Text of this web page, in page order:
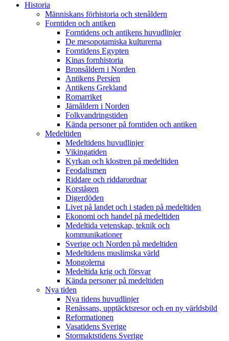
Historia
Människans förhistoria och stenåldern
Forntiden och antiken
Forntidens och antikens huvudlinjer
De mesopotamiska kulturerna
Forntidens Egypten
Kinas fornhistoria
Bronsåldern i Norden
Antikens Persien
Antikens Grekland
Romarriket
Järnåldern i Norden
Folkvandringstiden
Kända personer på forntiden och antiken
Medeltiden
Medeltidens huvudlinjer
Vikingatiden
Kyrkan och klostren på medeltiden
Feodalismen
Riddare och riddarordnar
Korstågen
Digerdöden
Livet på landet och i staden på medeltiden
Ekonomi och handel på medeltiden
Medeltida vetenskap, teknik och
kommunikationer
Sverige och Norden på medeltiden
Medeltidens muslimska värld
Mongolerna
Medeltida krig och försvar
Kända personer på medeltiden
Nya tiden
Nya tidens huvudlinjer
Renässans, upptäcktsresor och en ny världsbild
Reformationen
Vasatidens Sverige
Stormaktstidens Sverige